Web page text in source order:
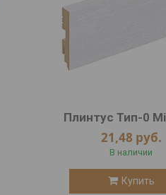
Плинтус Тип-0
21,48 руб.
В наличии
Купить